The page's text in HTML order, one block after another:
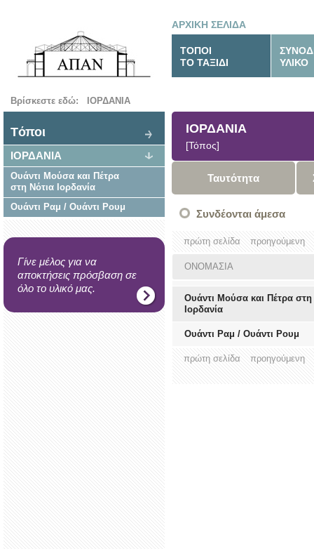
ΑΡΧΙΚΗ ΣΕΛΙΔΑ
ΤΟΠΟΙ
ΤΟ ΤΑΞΙΔΙ
ΥΛΙΚΟ
Βρίσκεστε εδώ: ΙΟΡΔΑΝΙΑ
Tόποι
ΙΟΡΔΑΝΙΑ
Ουάντι Μούσα και Πέτρα
στη Νότια Ιορδανία
Ουάντι Ραμ / Ουάντι Ρουμ
Γίνε μέλος για να
αποκτήσεις πρόσβαση σε
όλο το υλικό μας.
ΙΟΡΔΑΝΙΑ
[Τόπος]
Ταυτότητα
Συνδέονται άμεσα
πρώτη σελίδα προηγούμενη
ΟΝΟΜΑΣΙΑ
Ουάντι Μούσα και Πέτρα στη
Ιορδανία
Ουάντι Ραμ / Ουάντι Ρουμ
πρώτη σελίδα προηγούμενη